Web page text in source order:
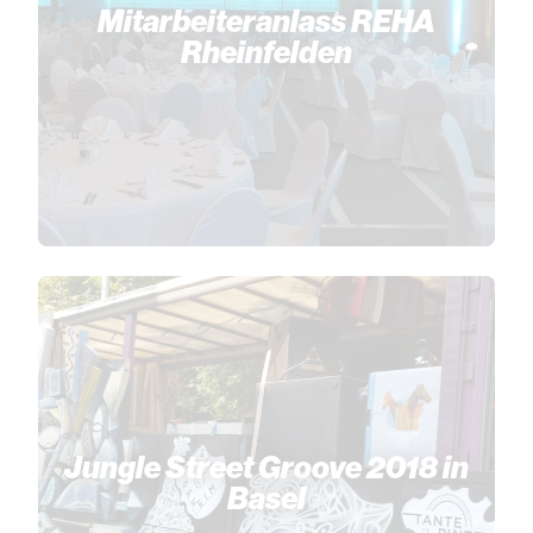
Mitarbeiteranlass REHA
Rheinfelden
Jungle Street Groove 2018 in
Basel